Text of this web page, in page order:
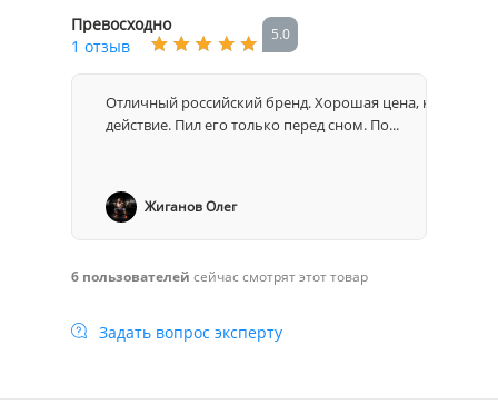
Превосходно
1 отзыв
5.0
Отличный российский бренд. Хорошая цена,
действие. Пил его только перед сном. По...
Жиганов Олег
6 пользователей сейчас смотрят этот товар
Задать вопрос эксперту